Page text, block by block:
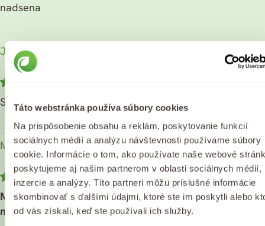
Táto webstránka používa súbory cookies
Na prispôsobenie obsahu a reklám, poskytovanie funkcií
sociálnych médií a analýzu návštevnosti používame súbory
cookie. Informácie o tom, ako používate naše webové
poskytujeme aj našim partnerom v oblasti sociálnych médií,
inzercie a analýzy. Títo partneri môžu príslušné informácie
skombinovať s ďalšími údajmi, ktoré ste im poskytli alebo
od vás získali, keď ste používali ich služby.
nadsena
Jana T.
Super
Mariana Š.
03/22/2025
Mám strašne rada tento olej najlepší aký som doteraz
mala dobre sa vstrebáva a pokožka vyzerá skvelo